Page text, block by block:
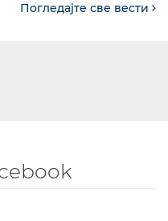
Погледајте све вести